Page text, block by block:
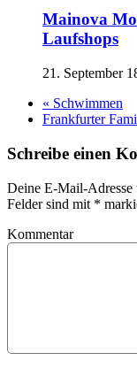
Mainova
Laufshops
21. September
« Schwimmen
Frankfurter
Schreibe einen
Deine E-Mail-
Felder sind mit *
Kommentar